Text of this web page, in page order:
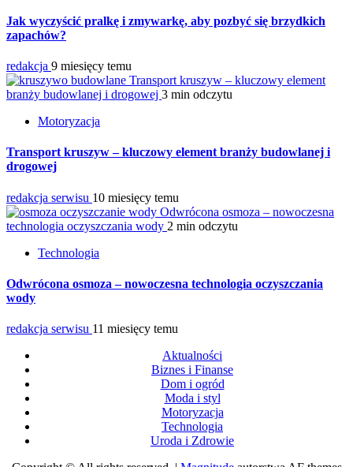
Jak wyczyścić pralkę i zmywarkę, aby pozbyć się brzydkich
zapachów?
redakcja 9 miesięcy temu
Transport kruszyw – kluczowy element
branży budowlanej i drogowej 3 min odczytu
Motoryzacja
Transport kruszyw – kluczowy element branży budowlanej i
drogowej
redakcja serwisu 10 miesięcy temu
Odwrócona osmoza – nowoczesna
technologia oczyszczania wody 2 min odczytu
Technologia
Odwrócona osmoza – nowoczesna technologia oczyszczania
wody
redakcja serwisu 11 miesięcy temu
Aktualności
Biznes i Finanse
Dom i ogród
Moda i styl
Motoryzacja
Technologia
Uroda i Zdrowie